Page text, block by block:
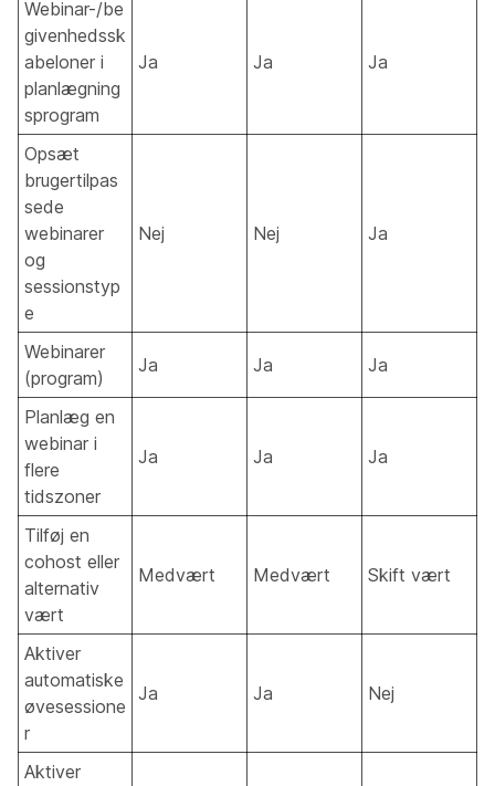
Webinar-/be
givenhedssk
abeloner i
planlægning
sprogram
Ja Ja Ja
Opsæt
brugertilpas
sede
webinarer
og
sessionstyp
e
Nej Nej Ja
Webinarer
(program)
Ja Ja Ja
Planlæg en
webinar i
flere
tidszoner
Ja Ja Ja
Tilføj en
cohost eller
alternativ
vært
Medvært Medvært Skift vært
Aktiver
automatiske
øvesessione
r
Ja Ja Nej
Aktiver